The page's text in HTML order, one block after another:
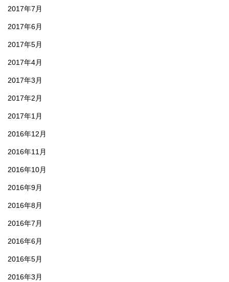
2017年7月
2017年6月
2017年5月
2017年4月
2017年3月
2017年2月
2017年1月
2016年12月
2016年11月
2016年10月
2016年9月
2016年8月
2016年7月
2016年6月
2016年5月
2016年3月